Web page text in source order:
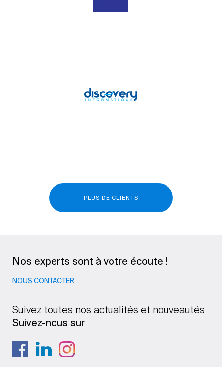
PLUS DE CLIENTS
Nos experts sont à votre écoute !
NOUS CONTACTER
Suivez toutes nos actualités et nouveautés
Suivez-nous sur